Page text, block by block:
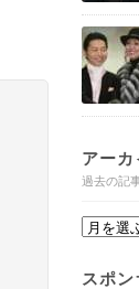
アー
過去の記
スポ